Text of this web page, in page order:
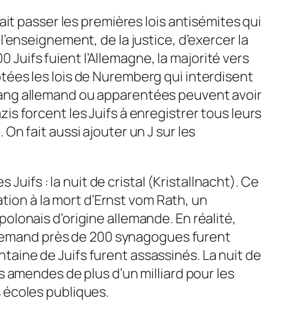
passer les premières lois antisémites qui
de la justice, d’exercer la
Juifs fuient l’Allemagne, la majorité vers
les lois de Nuremberg qui interdisent
allemand ou apparentées peuvent avoir
forcent les Juifs à enregistrer tous leurs
fait aussi ajouter un J sur les
Juifs : la nuit de cristal (Kristallnacht). Ce
à la mort d’Ernst vom Rath, un
d’origine allemande. En réalité,
près de 200 synagogues furent
de Juifs furent assassinés. La nuit de
de plus d’un milliard pour les
publiques.